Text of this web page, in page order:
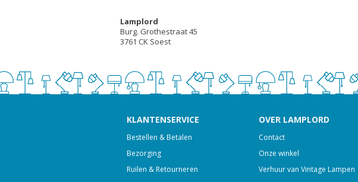
Lamplord
Burg. Grothestraat 45
3761 CK Soest
KLANTENSERVICE
Bestellen & Betalen
Bezorging
Ruilen & Retourneren
OVER LAMPLORD
Contact
Onze winkel
Verhuur van Vintage Lampen